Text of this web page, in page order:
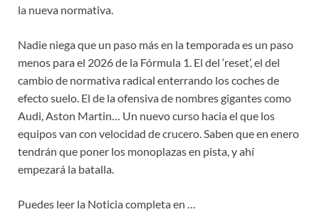
la nueva normativa.
Nadie niega que un paso más en la temporada es un paso
menos para el 2026 de la Fórmula 1. El del ‘reset’, el del
cambio de normativa radical enterrando los coches de
efecto suelo. El de la ofensiva de nombres gigantes como
Audi, Aston Martin… Un nuevo curso hacia el que los
equipos van con velocidad de crucero. Saben que en enero
tendrán que poner los monoplazas en pista, y ahí
empezará la batalla.
Puedes leer la Noticia completa en …